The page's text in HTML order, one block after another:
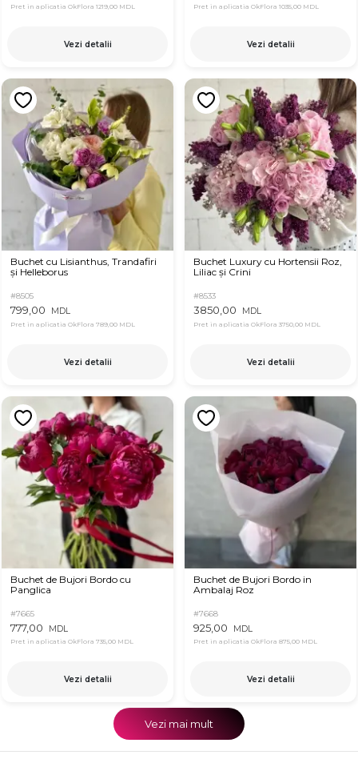
Pret in aplicatia OkFlora 1219,00 MDL
Vezi detalii
Pret in aplicatia OkFlora 1035,00 MDL
Vezi detalii
Buchet cu Lisianthus, Trandafiri
și Helleborus
#8505
799,00 MDL
Pret in aplicatia OkFlora 789,00 MDL
Vezi detalii
Buchet Luxury cu Hortensii Roz,
Liliac și Crini
#8533
3850,00 MDL
Pret in aplicatia OkFlora 3750,00 MDL
Vezi detalii
Buchet de Bujori Bordo cu
Panglica
#7665
777,00 MDL
Pret in aplicatia OkFlora 735,00 MDL
Vezi detalii
Buchet de Bujori Bordo in
Ambalaj Roz
#7668
925,00 MDL
Pret in aplicatia OkFlora 875,00 MDL
Vezi detalii
Vezi mai mult